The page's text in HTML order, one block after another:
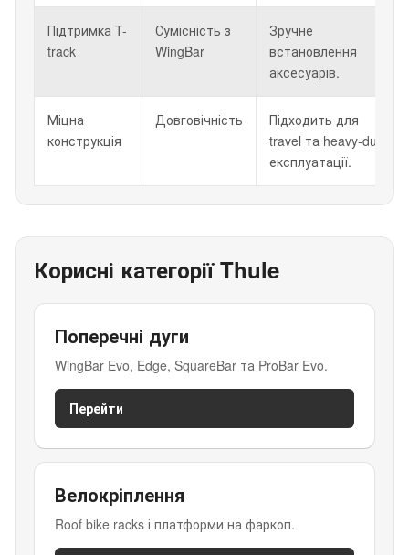
Підтримка T-
track
Сумісність з
WingBar
Зручне
встановлення
аксесуарів.
Міцна
конструкція
Довговічність
Підходить для
travel та heavy-duty
експлуатації.
Корисні категорії Thule
Поперечні дуги
WingBar Evo, Edge, SquareBar та ProBar Evo.
Перейти
Велокріплення
Roof bike racks і платформи на фаркоп.